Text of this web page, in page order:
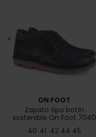
<
ON FOOT
Zapato tipo botín
sostenible On Foot 7040
40 41 42 44 45